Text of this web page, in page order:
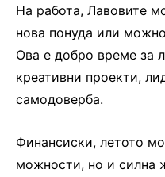
На работа, Лавовите
нова понуда или
Ова е добро време за
креативни проекти,
самодоверба.
Финансиски, летото
можности, но и силна